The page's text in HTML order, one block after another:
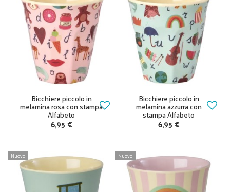
Bicchiere piccolo in
melamina rosa con stampa
Alfabeto
6,95 €
Bicchiere piccolo in
melamina azzurra con
stampa Alfabeto
6,95 €
Nuovo Nuovo